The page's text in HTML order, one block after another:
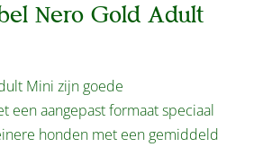
Nero Gold Adult
Mini zijn goede
een aangepast formaat speciaal
honden met een gemiddeld